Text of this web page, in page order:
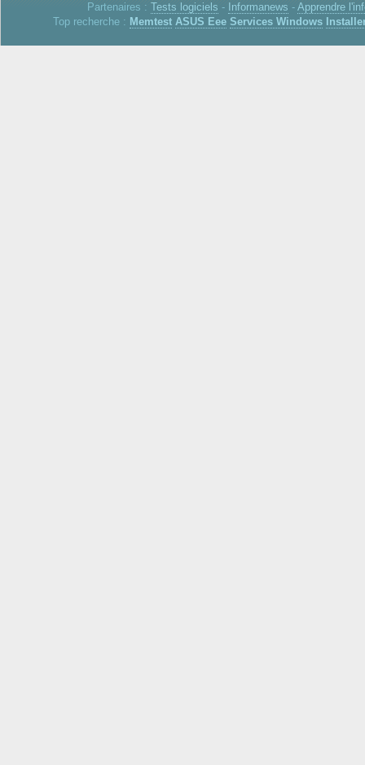
Partenaires : Tests logiciels - Informanews - Apprendre
Top recherche : Memtest ASUS Eee Services Windows